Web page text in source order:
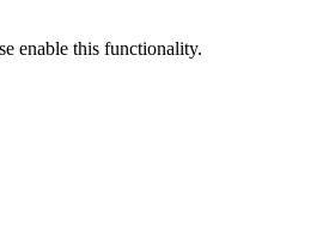
enable this functionality.